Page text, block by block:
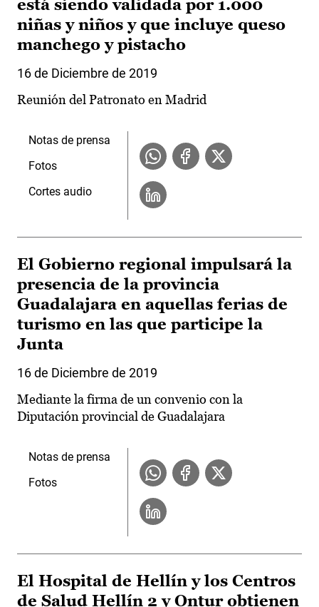
está siendo validada por 1.000
niñas y niños y que incluye queso
manchego y pistacho
16 de Diciembre de 2019
Reunión del Patronato en Madrid
Notas de prensa
Fotos
Cortes audio
El Gobierno regional impulsará la
presencia de la provincia
Guadalajara en aquellas ferias de
turismo en las que participe la
Junta
16 de Diciembre de 2019
Mediante la firma de un convenio con la
Diputación provincial de Guadalajara
Notas de prensa
Fotos
El Hospital de Hellín y los Centros
de Salud Hellín 2 y Ontur obtienen